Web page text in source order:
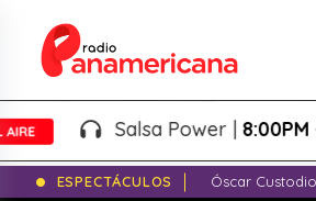
Salsa Power |8:00PM -
ESPECTÁCULOS
Óscar